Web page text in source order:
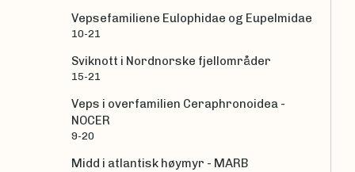
Vepsefamiliene Eulophidae og Eupelmidae
10-21
Sviknott i Nordnorske fjellområder
15-21
Veps i overfamilien Ceraphronoidea -
NOCER
9-20
Midd i atlantisk høymyr - MARB